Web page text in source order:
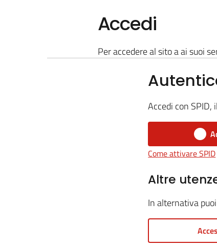
Accedi
Per accedere al sito a ai suoi
Accedi con
Come attivare SPID
Altre
In alternativa